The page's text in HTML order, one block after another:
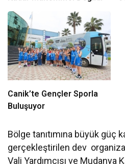
Canik’te Gençler Sporla
Buluşuyor
Bölge tanıtımına büyük güç
gerçekleştirilen dev
Vali Yardımcısı ve Mudanya